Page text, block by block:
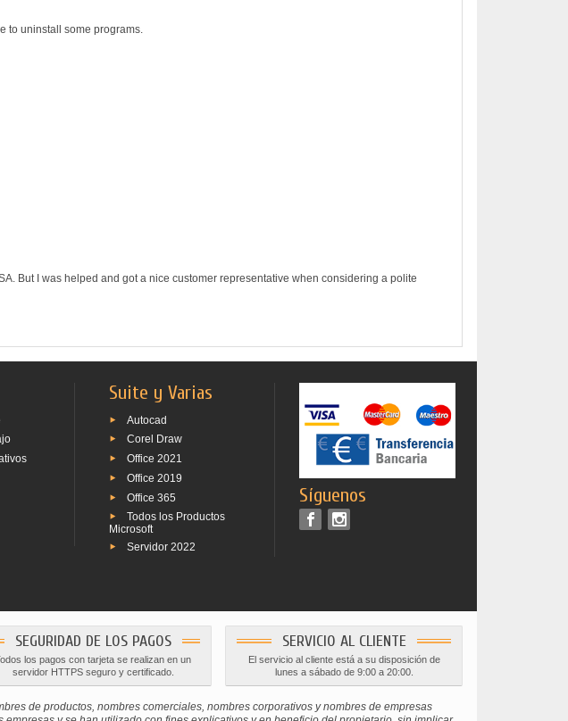
to uninstall some programs.
But I was helped and got a nice customer representative when considering a polite
Suite y Varias
Autocad
Corel Draw
Office 2021
Office 2019
Office 365
Todos los Productos
Microsoft
Servidor 2022
Síguenos
SEGURIDAD DE LOS PAGOS
los pagos con tarjeta se realizan en un
servidor HTTPS seguro y certificado.
SERVICIO AL CLIENTE
El servicio al cliente está a su disposición de
lunes a sábado de 9:00 a 20:00.
de productos, nombres comerciales, nombres corporativos y nombres de empresas